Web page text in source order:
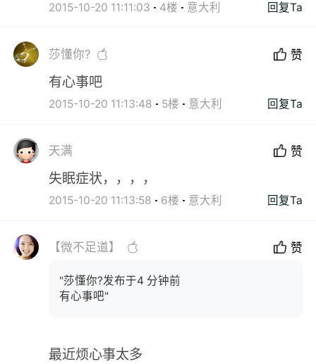
2015-10-20 11:11:03 4楼 意大利 回复Ta
莎懂你? 赞
有心事吧
2015-10-20 11:13:48 5楼 意大利 回复Ta
天满 赞
失眠症状，，，，
2015-10-20 11:13:58 6楼 意大利 回复Ta
【微不足道】 赞
"莎懂你?发布于4 分钟前
有心事吧"
最近烦心事太多